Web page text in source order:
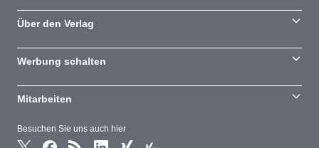
Besuchen Sie uns auch hier
Über den Verlag
Werbung schalten
Mitarbeiten